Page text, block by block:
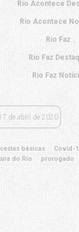
Rio Acontece
Rio Acontece
Rio Faz
Rio Faz
Rio Faz
de abril de 2020
cestas básicas Covid-
do Rio
prorogado